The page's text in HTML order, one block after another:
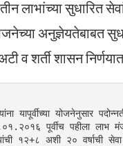
तीन लाभांच्या सुधारित
अनुज्ञेयतेबाबत
व शर्ती शासन निर्णयात
यापूर्वीच्या योजनेनुसार
पूर्वीच पहीला लाभ
१२+८ अशी २० वर्षाची